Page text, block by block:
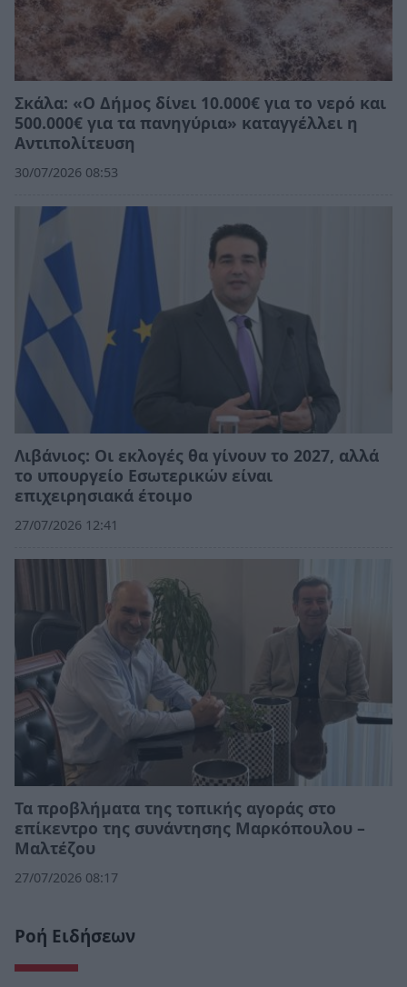
Σκάλα: «Ο Δήμος δίνει 10.000€ για το νερό και
500.000€ για τα πανηγύρια» καταγγέλλει η
Αντιπολίτευση
30/07/2026 08:53
Λιβάνιος: Οι εκλογές θα γίνουν το 2027, αλλά
το υπουργείο Εσωτερικών είναι
επιχειρησιακά έτοιμο
27/07/2026 12:41
Τα προβλήματα της τοπικής αγοράς στο
επίκεντρο της συνάντησης Μαρκόπουλου –
Μαλτέζου
27/07/2026 08:17
Ροή Ειδήσεων